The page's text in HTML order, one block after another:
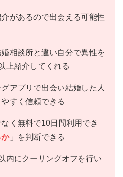
があるので出会える可能性
相談所と違い自分で異性を
上紹介してくれる
アプリで出会い結婚した人
すく信頼できる
く無料で10日間利用でき
か」を判断できる
内にクーリングオフを行い